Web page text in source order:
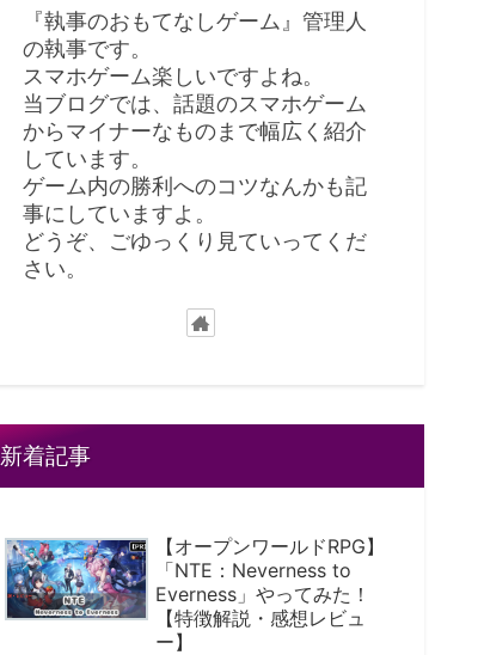
『執事のおもてなしゲーム』管理人
の執事です。
スマホゲーム楽しいですよね。
当ブログでは、話題のスマホゲーム
からマイナーなものまで幅広く紹介
しています。
ゲーム内の勝利へのコツなんかも記
事にしていますよ。
どうぞ、ごゆっくり見ていってくだ
さい。
新着記事
【オープンワールドRPG】
「NTE：Neverness to
Everness」やってみた！
【特徴解説・感想レビュ
ー】